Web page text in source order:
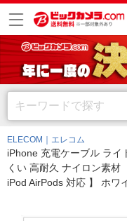
ELECOM｜エレコム
iPhone 充電ケーブル ライ
くい 高耐久 ナイロン素材
iPod AirPods 対応 】 ホワ